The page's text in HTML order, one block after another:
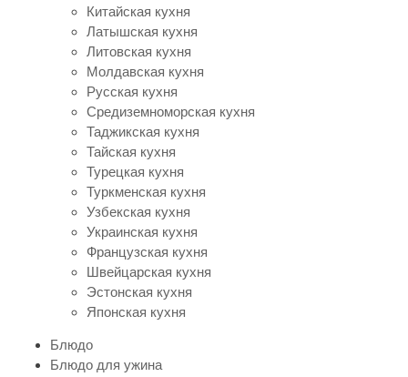
Китайская кухня
Латышская кухня
Литовская кухня
Молдавская кухня
Русская кухня
Средиземноморская кухня
Таджикская кухня
Тайская кухня
Турецкая кухня
Туркменская кухня
Узбекская кухня
Украинская кухня
Французская кухня
Швейцарская кухня
Эстонская кухня
Японская кухня
Блюдо
Блюдо для ужина